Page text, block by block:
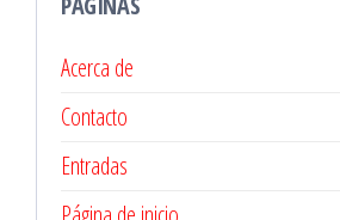
Acerca de
Contacto
Entradas